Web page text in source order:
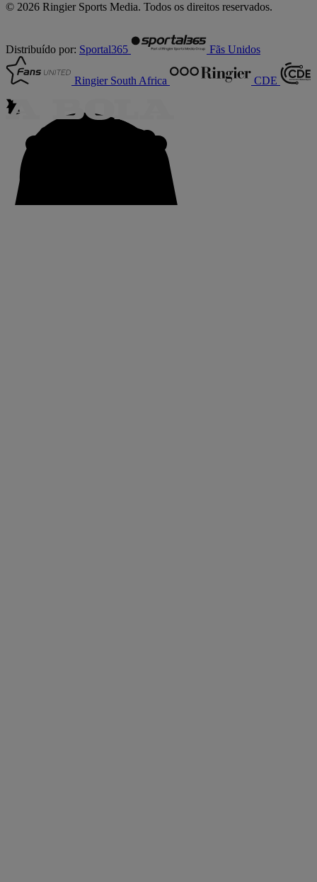
© 2026 Ringier Sports Media. Todos os direitos reservados.
Distribuído por: Sportal365 Fãs Unidos
Ringier South Africa CDE